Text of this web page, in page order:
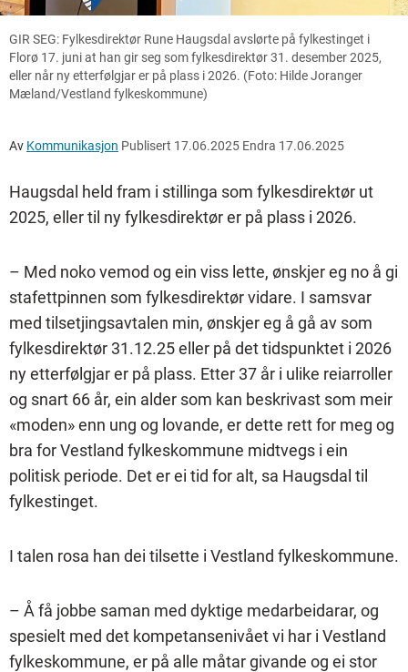
GIR SEG: Fylkesdirektør Rune Haugsdal avslørte på fylkestinget i
Florø 17. juni at han gir seg som fylkesdirektør 31. desember 2025,
eller når ny etterfølgjar er på plass i 2026. (Foto: Hilde Joranger
Mæland/Vestland fylkeskommune)
Av Kommunikasjon Publisert 17.06.2025 Endra 17.06.2025
Haugsdal held fram i stillinga som fylkesdirektør ut
2025, eller til ny fylkesdirektør er på plass i 2026.
– Med noko vemod og ein viss lette, ønskjer eg no å gi
stafettpinnen som fylkesdirektør vidare. I samsvar
med tilsetjingsavtalen min, ønskjer eg å gå av som
fylkesdirektør 31.12.25 eller på det tidspunktet i 2026
ny etterfølgjar er på plass. Etter 37 år i ulike reiarroller
og snart 66 år, ein alder som kan beskrivast som meir
«moden» enn ung og lovande, er dette rett for meg og
bra for Vestland fylkeskommune midtvegs i ein
politisk periode. Det er ei tid for alt, sa Haugsdal til
fylkestinget.
I talen rosa han dei tilsette i Vestland fylkeskommune.
– Å få jobbe saman med dyktige medarbeidarar, og
spesielt med det kompetansenivået vi har i Vestland
fylkeskommune, er på alle måtar givande og ei stor